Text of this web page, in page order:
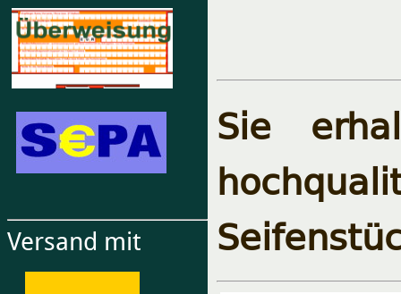
Versand mit
Sie